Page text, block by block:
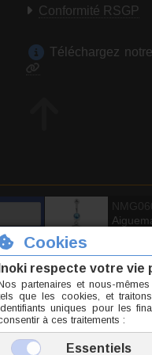
Conformité RSGP
Téléchargez
Cristal
2.9 g
13.40 €
Fuchsia